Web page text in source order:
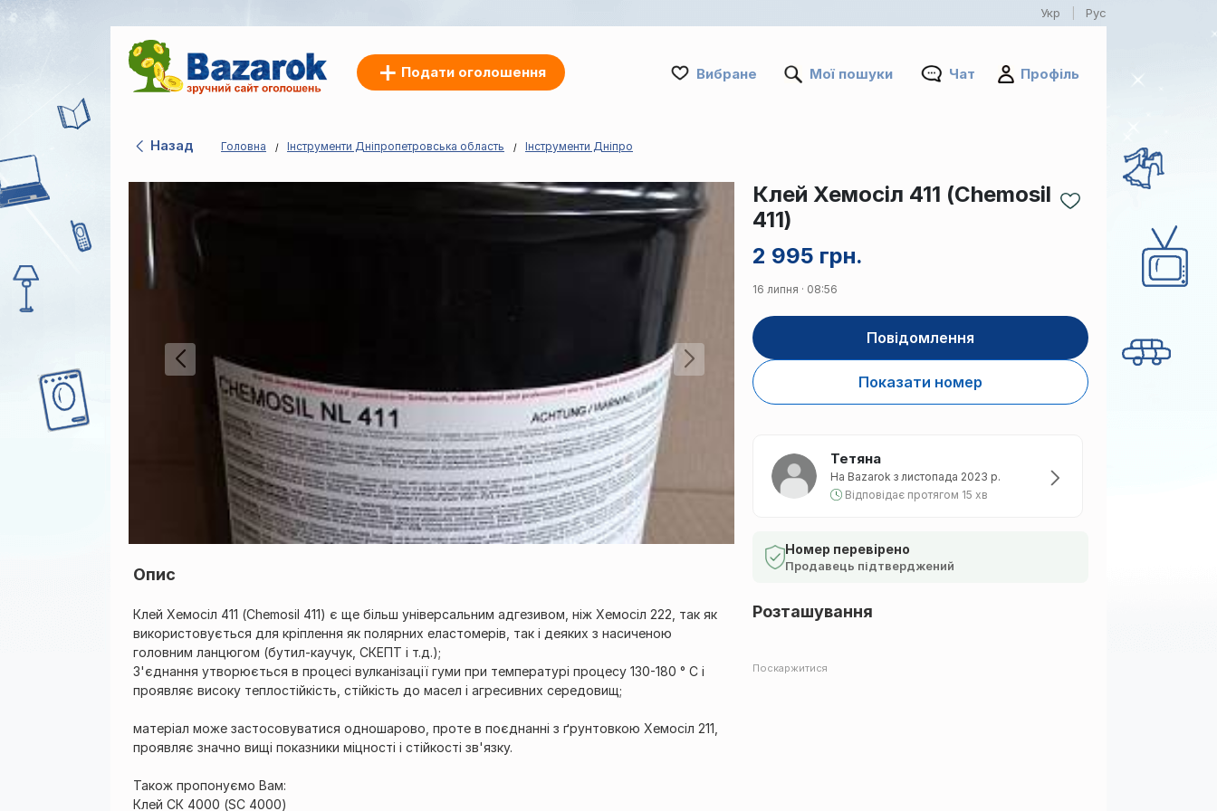
Укр Рус
Подати оголошення Вибране Мої пошуки Чат Профіль
Назад Головна Інструменти Дніпропетровська область Інструменти Дніпро
Опис
Клей Хемосіл 411 (Chemosil 411) є ще більш універсальним адгезивом, ніж Хемосіл 222, так як
використовується для кріплення як полярних еластомерів, так і деяких з насиченою
головним ланцюгом (бутил-каучук, СКЕПТ і т.д.);
З'єднання утворюється в процесі вулканізації гуми при температурі процесу 130-180 ° С і
проявляє високу теплостійкість, стійкість до масел і агресивних середовищ;
матеріал може застосовуватися одношарово, проте в поєднанні з ґрунтовкою Хемосіл 211,
проявляє значно вищі показники міцності і стійкості зв'язку.
Також пропонуємо Вам:
Клей СК 4000 (SC 4000)
2 995 грн.
Клей Хемосіл 411 (Chemosil
411)
16 липня · 08:56
Повідомлення
Показати номер
Тетяна
На Bazarok з листопада 2023 р.
Відповідає протягом 15 хв
Номер перевірено
Продавець підтверджений
Розташування
Поскаржитися